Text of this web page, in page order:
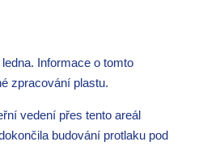
Informace o tomto
zpracování plastu.
vedení přes tento areál
budování protlaku pod